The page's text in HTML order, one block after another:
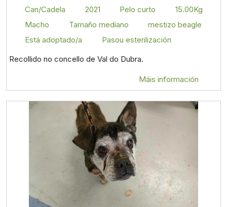
Can/Cadela
2021 Pelo curto
15.00Kg
Macho
Tamaño mediano
mestizo beagle
Está adoptado/a
Pasou esterilización
Recollido no concello de Val do Dubra.
Máis información